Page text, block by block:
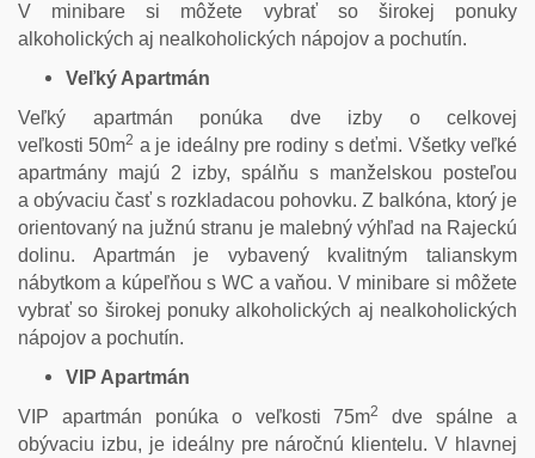
V minibare si môžete vybrať so širokej ponuky
alkoholických aj nealkoholických nápojov a pochutín.
Veľký Apartmán
Veľký apartmán ponúka dve izby o celkovej
veľkosti 50m2 a je ideálny pre rodiny s deťmi. Všetky veľké
apartmány majú 2 izby, spálňu s manželskou posteľou
a obývaciu časť s rozkladacou pohovku. Z balkóna, ktorý je
orientovaný na južnú stranu je malebný výhľad na Rajeckú
dolinu. Apartmán je vybavený kvalitným talianskym
nábytkom a kúpeľňou s WC a vaňou. V minibare si môžete
vybrať so širokej ponuky alkoholických aj nealkoholických
nápojov a pochutín.
VIP Apartmán
VIP apartmán ponúka o veľkosti 75m2
dve spálne a
obývaciu izbu, je ideálny pre náročnú klientelu. V hlavnej